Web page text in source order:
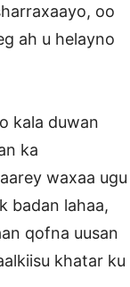
oo
ah u helayno
kala duwan
ka
waxaa ugu
badan lahaa,
qofna uusan
khatar ku